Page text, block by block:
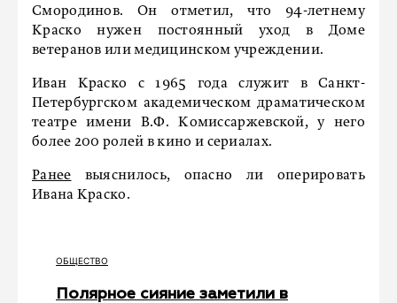
Смородинов. Он отметил, что 94-летнему
Краско нужен постоянный уход в Доме
ветеранов или медицинском учреждении.
Иван Краско с 1965 года служит в Санкт-
Петербургском академическом драматическом
театре имени В.Ф. Комиссаржевской, у него
более 200 ролей в кино и сериалах.
Ранее выяснилось, опасно ли оперировать
Ивана Краско.
ОБЩЕСТВО
Полярное сияние заметили в